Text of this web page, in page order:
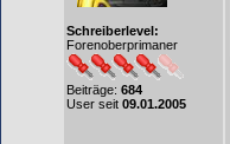
Schreiberlevel:
Forenoberprimaner
Beiträge: 684
User seit 09.01.2005